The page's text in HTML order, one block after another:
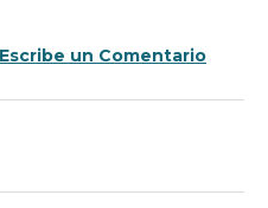
Escribe un Comentario